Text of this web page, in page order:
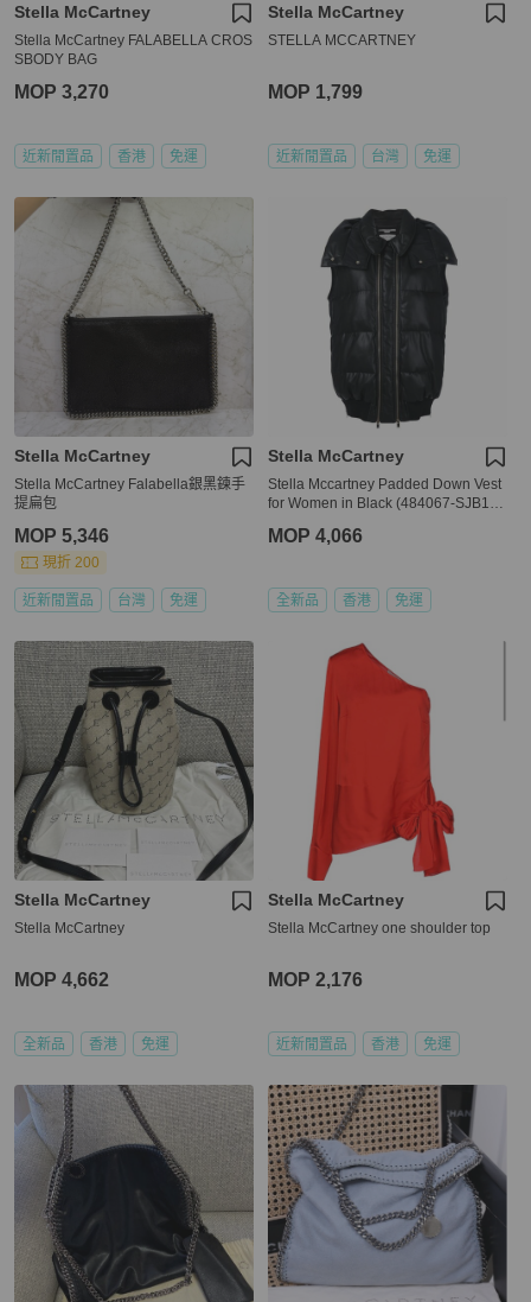
Stella McCartney
Stella McCartney FALABELLA CROS
SBODY BAG
MOP 3,270
近新閒置品 香港 免運
Stella McCartney
STELLA MCCARTNEY
MOP 1,799
近新閒置品 台灣 免運
Stella McCartney
Stella McCartney Falabella銀黑鍊手
提扁包
MOP 5,346
現折 200
近新閒置品 台灣 免運
Stella McCartney
Stella Mccartney Padded Down Vest
for Women in Black (484067-SJB18-
MOP 4,066
全新品 香港 免運
Stella McCartney
Stella McCartney
MOP 4,662
全新品 香港 免運
Stella McCartney
Stella McCartney one shoulder top
MOP 2,176
近新閒置品 香港 免運